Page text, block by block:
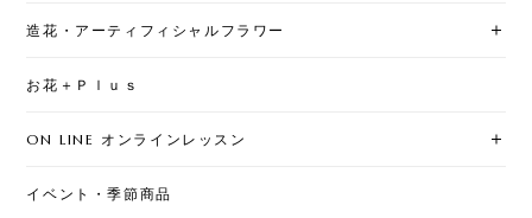
造花・アーティフィシャルフラワー
お花＋Ｐｌｕｓ
ON LINE オンラインレッスン
イベント・季節商品